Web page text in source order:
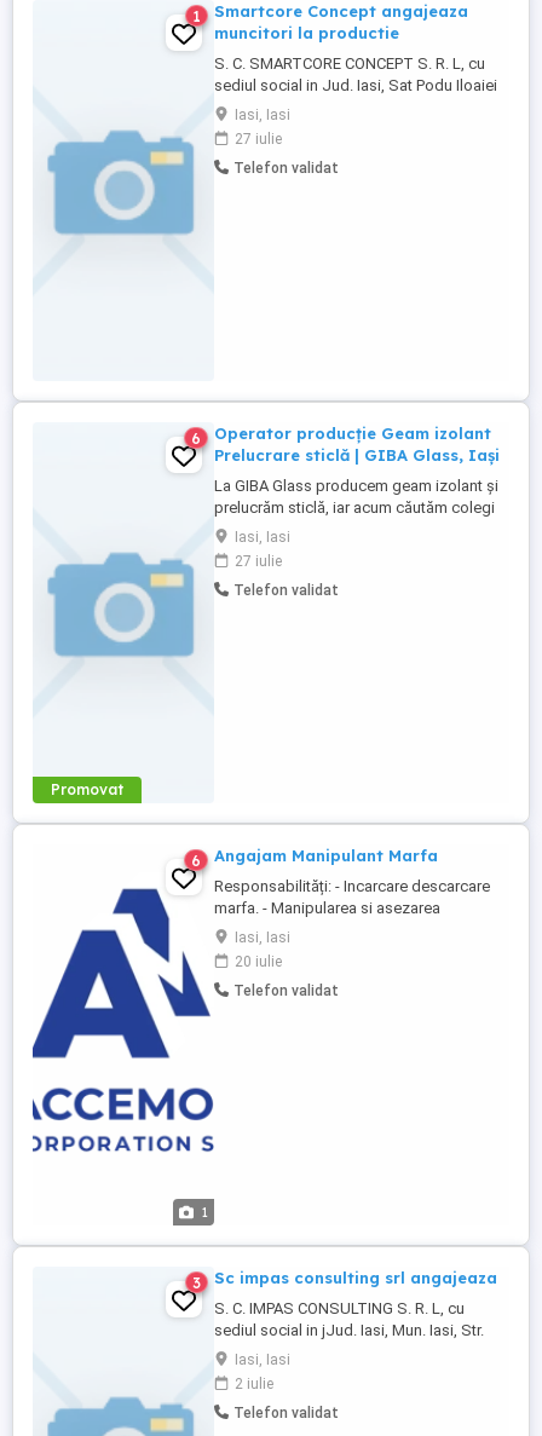
1
Smartcore Concept angajeaza
muncitori la productie
S. C. SMARTCORE CONCEPT S. R. L, cu
sediul social in Jud. Iasi, Sat Podu Iloaiei
Ors. Podu Iloaiei, Str Principala, Nr.135,
inregistrata la Oficiul Registrului
Comertului, sub nr. J2017002730084,
angajeaza: 1) muncitor necalificat la
Iasi, Iasi
27 iulie
Telefon validat
Promovat
6
Operator producție Geam izolant
Prelucrare sticlă | GIBA Glass, Iași
La GIBA Glass producem geam izolant și
prelucrăm sticlă, iar acum căutăm colegi
serioși pentru echipa de producție, pe
diverse posturi. Ce vei face concret:
Activitatea implică, în principal,
manipularea pieselor de sticlă pe
Iasi, Iasi
27 iulie
Telefon validat
1
6 Angajam Manipulant Marfa
Responsabilități: - Incarcare descarcare
marfa. - Manipularea si asezarea
produselor in spatiile special destinate. -
Responsabil de siguranta stocului din
depozit - Predarea marfurilor catre clienti
in prezenta supervizorului. - Intretinerea
Iasi, Iasi
20 iulie
Telefon validat
3 Sc impas consulting srl angajeaza
S. C. IMPAS CONSULTING S. R. L, cu
sediul social in jJud. Iasi, Mun. Iasi, Str.
Drobeta, Nr.10, Bl.r14, Sc.b, Et.1, Ap.4,
inregistrata la Oficiul Registrului
Comertului, sub nr. J2 , angajeaza: 1)
Muncitor necalificat la
Iasi, Iasi
2 iulie
Telefon validat